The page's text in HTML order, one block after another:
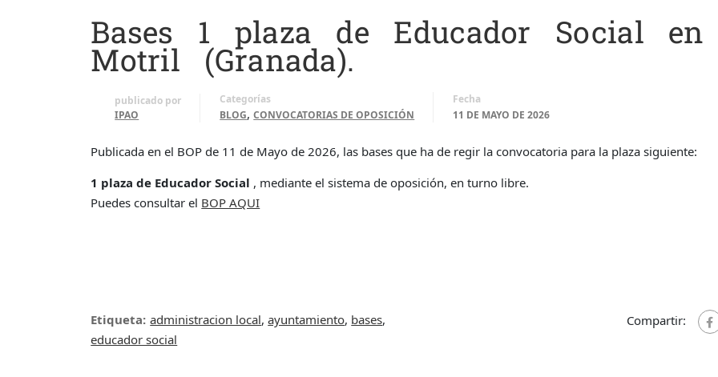
Bases 1 plaza de Educador Social en
Motril (Granada).
publicado por
IPAO
Categorías
BLOG,CONVOCATORIAS DE OPOSICIÓN
Fecha
11 DE MAYO DE 2026
Publicada en el BOP de 11 de Mayo de 2026, las bases que ha de regir la convocatoria para la plaza siguiente:
1 plaza de Educador Social , mediante el sistema de oposición, en turno libre.
Puedes consultar el BOP AQUI
Etiqueta: administracion local,ayuntamiento, bases,
educador social
Compartir: